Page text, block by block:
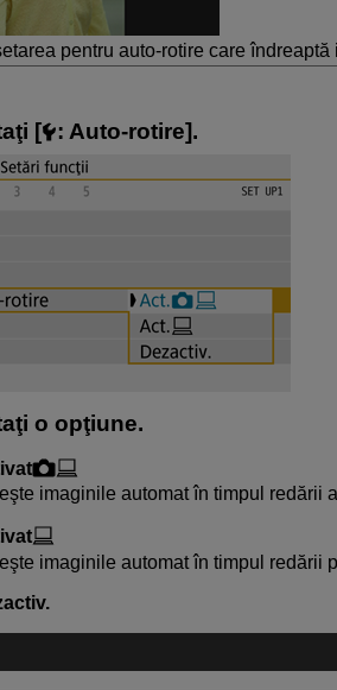
pentru auto-rotire care
[ : Auto-rotire].
o opţiune.
imaginile automat în timpul redării
imaginile automat în timpul redării